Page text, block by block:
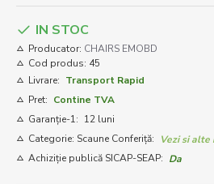
IN STOC
Producator: CHAIRS EMOBD
Cod produs: 45
Livrare: Transport Rapid
Pret: Contine TVA
Garanție-1: 12 luni
Categorie: Scaune Conferiță:
Vezi si alte
Achiziție publică SICAP-SEAP: Da